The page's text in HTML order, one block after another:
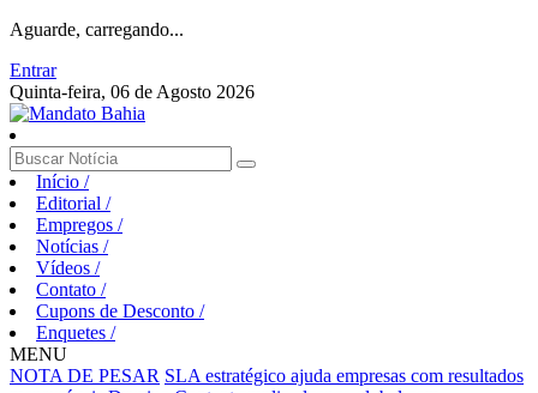
Aguarde, carregando...
Entrar
Quinta-feira, 06 de Agosto 2026
Início /
Editorial /
Empregos /
Notícias /
Vídeos /
Contato /
Cupons de Desconto /
Enquetes /
MENU
NOTA DE PESAR SLA estratégico ajuda empresas com resultados